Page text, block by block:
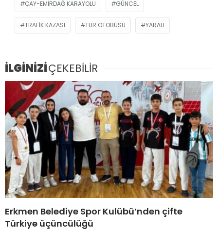
ÇAY-EMIRDAĞ KARAYOLU GÜNCEL
TRAFIK KAZASI TUR OTOBÜSÜ YARALI
İLGİNİZİÇEKEBİLİR
Erkmen Belediye Spor Kulübü’nden çifte
Türkiye üçüncülüğü